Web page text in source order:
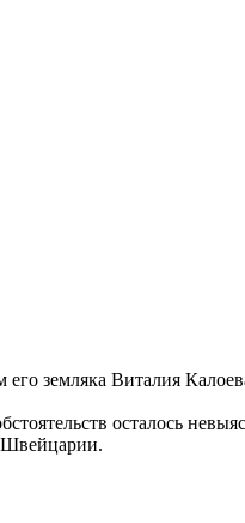
земляка Виталия
осталось
Швейцарии.